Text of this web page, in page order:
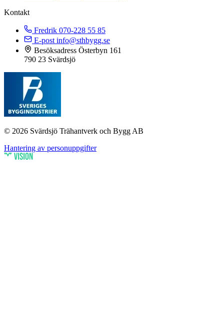
Kontakt
Fredrik 070-228 55 85
E-post info@sthbygg.se
Besöksadress Österbyn 161
790 23 Svärdsjö
© 2026 Svärdsjö Trähantverk och Bygg AB
Hantering av personuppgifter